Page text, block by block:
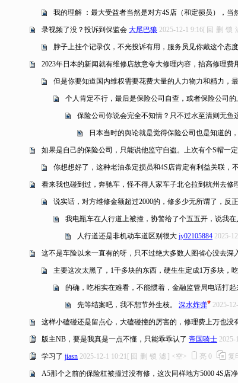
我的理解 ：最大受益者当然是对方4S店（和定损员），
录视频了没？投诉到保监会 大尾巴狼 2025-12-1 9:16[ 回 删 锁
脖子上挂个记录仪，不光投诉有用，服务员见你戴这个态度
2023年日本的新闻就有维修店故意夸大修理内容，抬高修理
但是你要知道国内维权需要花费大量的人力物力和精力，
个人肯定不行，最后是保险公司自查，或者保险公司的
保险公司你说会完全不知情？只不过水至清则无鱼
日本当时的舆论就是觉得保险公司也是知道的
如果是自己的保险公司，只能说他监守自盗。上次有个S帽一
你想想好了，这种老油条定损员和4S店肯定有利益关联，
看来我也碰到过，奔驰车，怪不得人家车子北仑拉到杭州去修
说实话，对方维修金额超过2000的，修多少无所谓了，反
我电瓶车在人行道上被撞，协警给了个五五开，说我在
人行道还是非机动车道区别很大 jy02105884 2025-
这不是车险以来一直有的呀，只不过绝大多数人图省心没去深
主要这次太黑了，1千多块的东西，硬生生定成1万多块，吃
的确，吃相实在难看，不能惯着，金融监管局电话打
先等结案吧，我不想节外生枝。 深水炸弹 2025-
这样小磕碰还是留点心，大磕碰撞的厉害的，修理费上万也没
版主NB，要是我真是一点不懂，只能乖乖认了 帝国骑士 2025-
学习了 jiasn 2025-12-1 10:21 [ 回 删 锁 滤 ] <空> 亮 0 复
A5那个之前的保险杠被撞过没有修，这次同样地方5000 4S店